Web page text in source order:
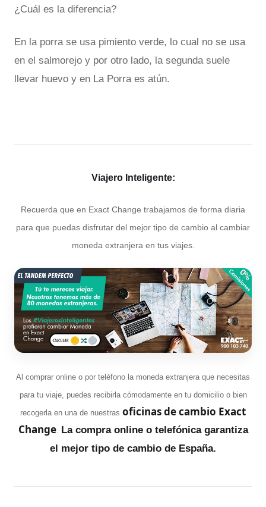
¿Cuál es la diferencia?
En la porra se usa pimiento verde, lo cual no se usa
en el salmorejo y por otro lado, la segunda suele
llevar huevo y en La Porra es atún.
Viajero Inteligente:
Recuerda que en Exact Change trabajamos de forma diaria
para que puedas disfrutar del mejor tipo de cambio al cambiar
moneda extranjera en tus viajes.
Al comprar online o por teléfono la moneda extranjera que necesitas
para tu viaje, puedes recibirla cómodamente en tu domicilio o bien
recogerla en una de nuestras oficinas de cambio Exact
Change. La compra online o telefónica garantiza
el mejor tipo de cambio de España.